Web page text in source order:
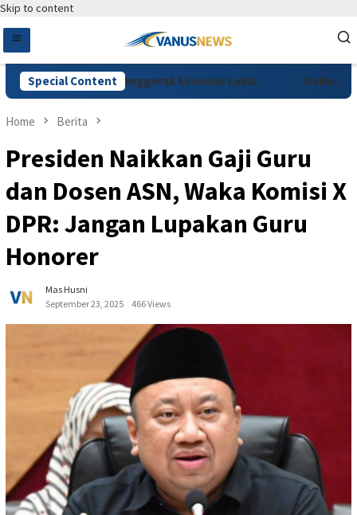
Skip to content
Special Content
Festival Jadi Penggerak Ekonomi Lokal Dakwaan Vidi
Home Berita
Presiden Naikkan Gaji Guru
dan Dosen ASN, Waka Komisi X
DPR: Jangan Lupakan Guru
Honorer
Mas Husni
September 23, 2025
466 Views